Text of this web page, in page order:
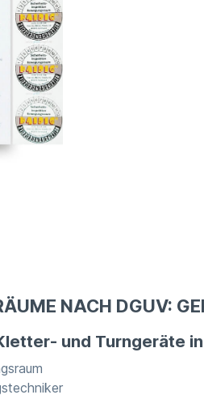
NACH DGUV:
und Turngeräte